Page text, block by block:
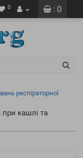
: 0
0
респіраторної
при кашлі та